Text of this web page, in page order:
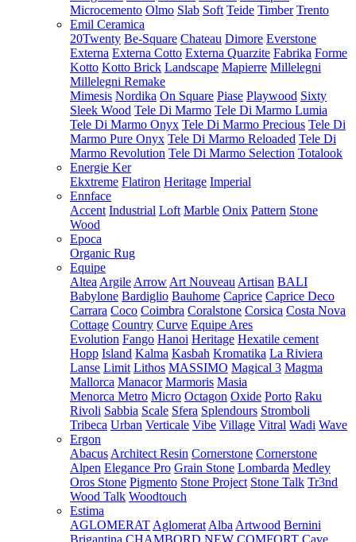
Microcemento Olmo Slab Soft Teide Timber Trento
Emil Ceramica
20Twenty Be-Square Chateau Dimore Everstone
Externa Externa Cotto Externa Quarzite Fabrika Forme
Kotto Kotto Brick Landscape Mapierre Millelegni
Millelegni Remake
Mimesis Nordika On Square Piase Playwood Sixty
Sleek Wood Tele Di Marmo Tele Di Marmo Lumia
Tele Di Marmo Onyx Tele Di Marmo Precious Tele Di
Marmo Pure Onyx Tele Di Marmo Reloaded Tele Di
Marmo Revolution Tele Di Marmo Selection Totalook
Energie Ker
Ekxtreme Flatiron Heritage Imperial
Ennface
Accent Industrial Loft Marble Onix Pattern Stone
Wood
Epoca
Organic Rug
Equipe
Altea Argile Arrow Art Nouveau Artisan BALI
Babylone Bardiglio Bauhome Caprice Caprice Deco
Carrara Coco Coimbra Coralstone Corsica Costa Nova
Cottage Country Curve Equipe Ares
Evolution Fango Hanoi Heritage Hexatile cement
Hopp Island Kalma Kasbah Kromatika La Riviera
Lanse Limit Lithos MASSIMO Magical 3 Magma
Mallorca Manacor Marmoris Masia
Menorca Metro Micro Octagon Oxide Porto Raku
Rivoli Sabbia Scale Sfera Splendours Stromboli
Tribeca Urban Verticale Vibe Village Vitral Wadi Wave
Ergon
Abacus Architect Resin Cornerstone Cornerstone
Alpen Elegance Pro Grain Stone Lombarda Medley
Oros Stone Pigmento Stone Project Stone Talk Tr3nd
Wood Talk Woodtouch
Estima
AGLOMERAT Aglomerat Alba Artwood Bernini